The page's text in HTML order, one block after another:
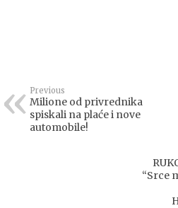
Previous
Milione od privrednika
spiskali na plaće i nove
automobile!
“Srce